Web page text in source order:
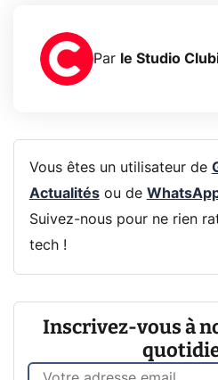
Par le Studio
Vous êtes un utilisateur de
Actualitésou de
Suivez-nous pour ne rien
tech !
Inscrivez-vous à